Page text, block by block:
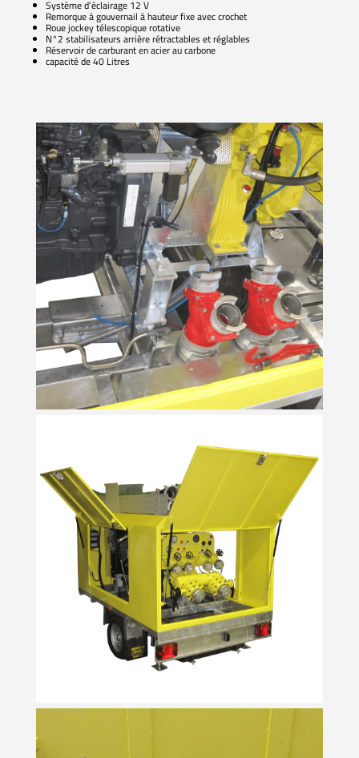
Système d’éclairage 12 V
Remorque à gouvernail à hauteur fixe avec crochet
Roue jockey télescopique rotative
N°2 stabilisateurs arrière rétractables et réglables
Réservoir de carburant en acier au carbone
capacité de 40 Litres